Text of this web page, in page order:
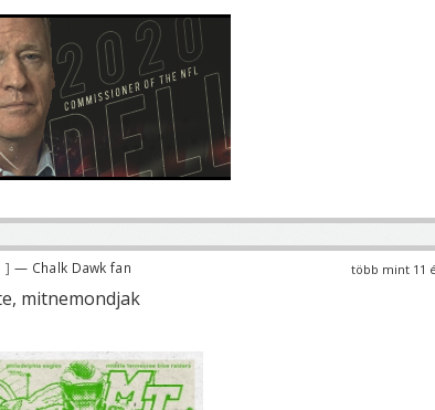
több mint 11
— Chalk Dawk fan
mitnemondjak